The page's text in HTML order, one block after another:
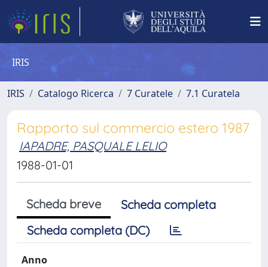
IRIS
IRIS Catalogo Ricerca 7 Curatele 7.1 Curatela
Rapporto sul commercio estero 1987
IAPADRE, PASQUALE LELIO
1988-01-01
Scheda breve
Scheda completa
Scheda completa (DC)
Anno